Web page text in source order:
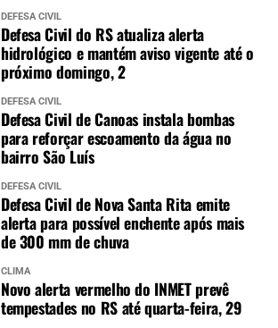
DEFESA CIVIL
Defesa Civil do RS atualiza alerta
hidrológico e mantém aviso vigente até o
próximo domingo, 2
DEFESA CIVIL
Defesa Civil de Canoas instala bombas
para reforçar escoamento da água no
bairro São Luís
DEFESA CIVIL
Defesa Civil de Nova Santa Rita emite
alerta para possível enchente após mais
de 300 mm de chuva
CLIMA
Novo alerta vermelho do INMET prevê
tempestades no RS até quarta-feira, 29